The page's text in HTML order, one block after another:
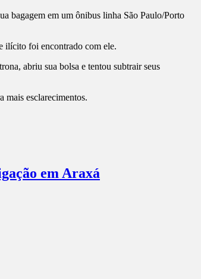
bagagem em um ônibus linha São Paulo/Porto
ilícito foi encontrado com ele.
abriu sua bolsa e tentou subtrair seus
mais esclarecimentos.
em Araxá